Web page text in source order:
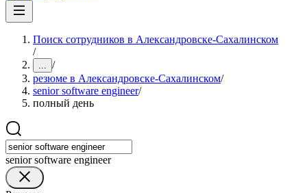
Поиск сотрудников в Александровске-Сахалинском
/
... /
резюме в Александровске-Сахалинском/
senior software engineer/
полный день
senior software engineer